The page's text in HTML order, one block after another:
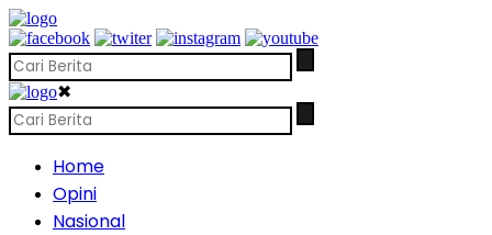
✖
Home
Opini
Nasional